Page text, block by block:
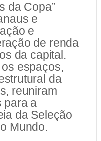
da Copa”
e
e
de renda
da capital.
espaços,
da
reuniram
para a
da Seleção
Mundo.